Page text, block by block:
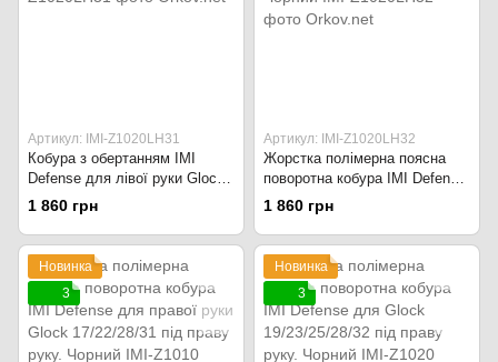
Артикул: IMI-Z1020LH31
Кобура з обертанням IMI
Defense для лівої руки Glock
17/22/28/31/34 під праву руку.
1 860 грн
Артикул: IMI-Z1020LH32
Жорстка полімерна поясна
поворотна кобура IMI Defense
для Glock 19/23/25/28/32 під
ліву руку. Чорний
1 860 грн
Новинка
3
Новинка
3